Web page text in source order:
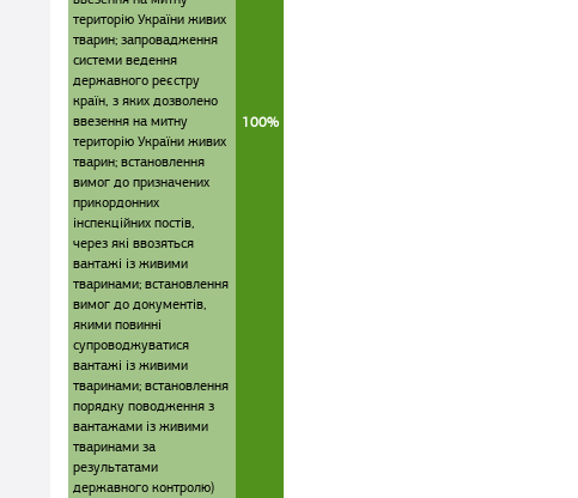
територію України живих
тварин; запровадження
системи ведення
державного реєстру
країн, з яких дозволено
ввезення на митну
територію України живих
тварин; встановлення
вимог до призначених
прикордонних
інспекційних постів,
через які ввозяться
вантажі із живими
тваринами; встановлення
вимог до документів,
якими повинні
супроводжуватися
вантажі із живими
тваринами; встановлення
порядку поводження з
вантажами із живими
тваринами за
результатами
державного контролю)
100%